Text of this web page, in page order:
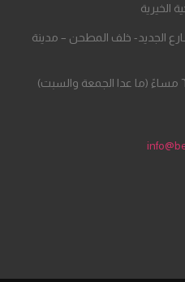
الخيرية
الجديد- خلف المطحن – مدينة